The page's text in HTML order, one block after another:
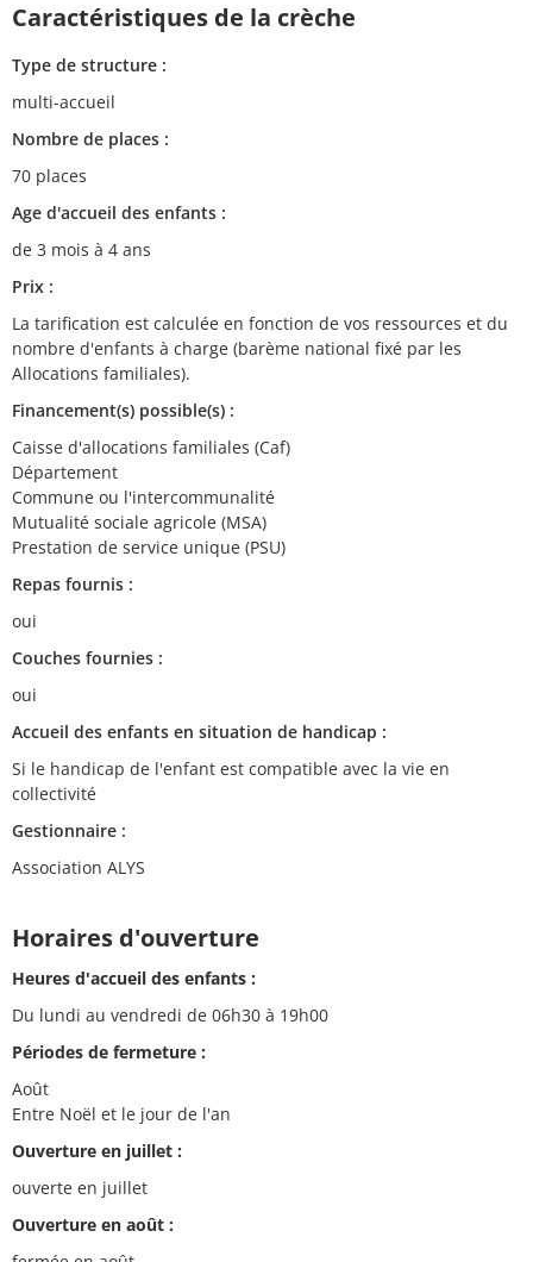
Caractéristiques de la crèche
Type de structure :
multi-accueil
Nombre de places :
70 places
Age d'accueil des enfants :
de 3 mois à 4 ans
Prix :
La tarification est calculée en fonction de vos ressources et du
nombre d'enfants à charge (barème national fixé par les
Allocations familiales).
Financement(s) possible(s) :
Caisse d'allocations familiales (Caf)
Département
Commune ou l'intercommunalité
Mutualité sociale agricole (MSA)
Prestation de service unique (PSU)
Repas fournis :
oui
Couches fournies :
oui
Accueil des enfants en situation de handicap :
Si le handicap de l'enfant est compatible avec la vie en
collectivité
Gestionnaire :
Association ALYS
Horaires d'ouverture
Heures d'accueil des enfants :
Du lundi au vendredi de 06h30 à 19h00
Périodes de fermeture :
Août
Entre Noël et le jour de l'an
Ouverture en juillet :
ouverte en juillet
Ouverture en août :